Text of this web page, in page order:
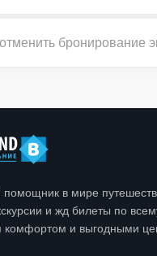
бронирование
в мире
и жд билеты по
комфортом и выгодными